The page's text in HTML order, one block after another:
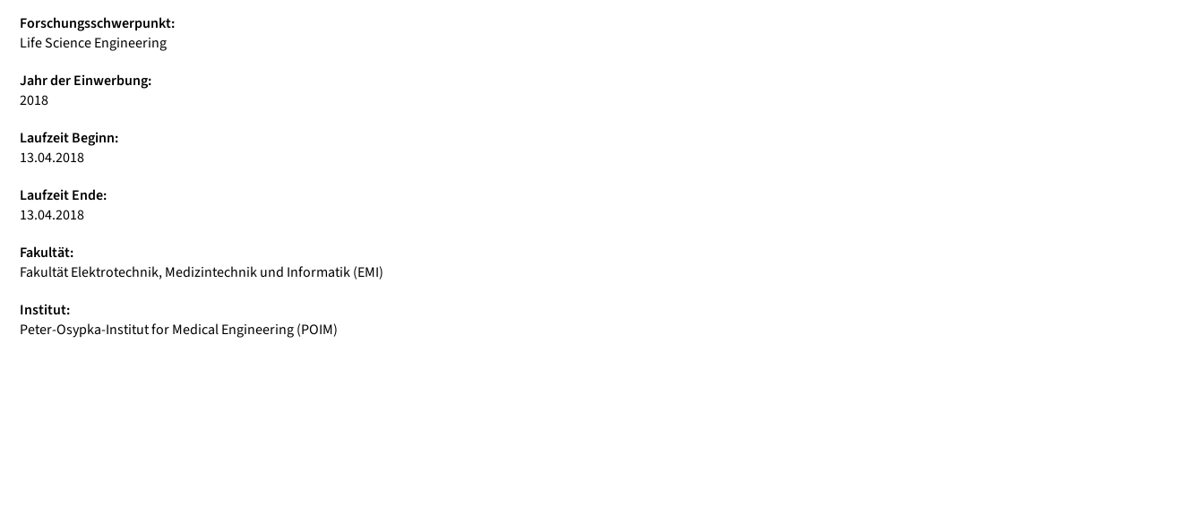
Forschungsschwerpunkt:
Life Science Engineering
Jahr der Einwerbung:
2018
Laufzeit Beginn:
13.04.2018
Laufzeit Ende:
13.04.2018
Fakultät:
Fakultät Elektrotechnik, Medizintechnik und Informatik (EMI)
Institut:
Peter-Osypka-Institut for Medical Engineering (POIM)